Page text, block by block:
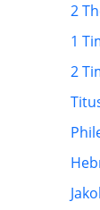
2
1
2